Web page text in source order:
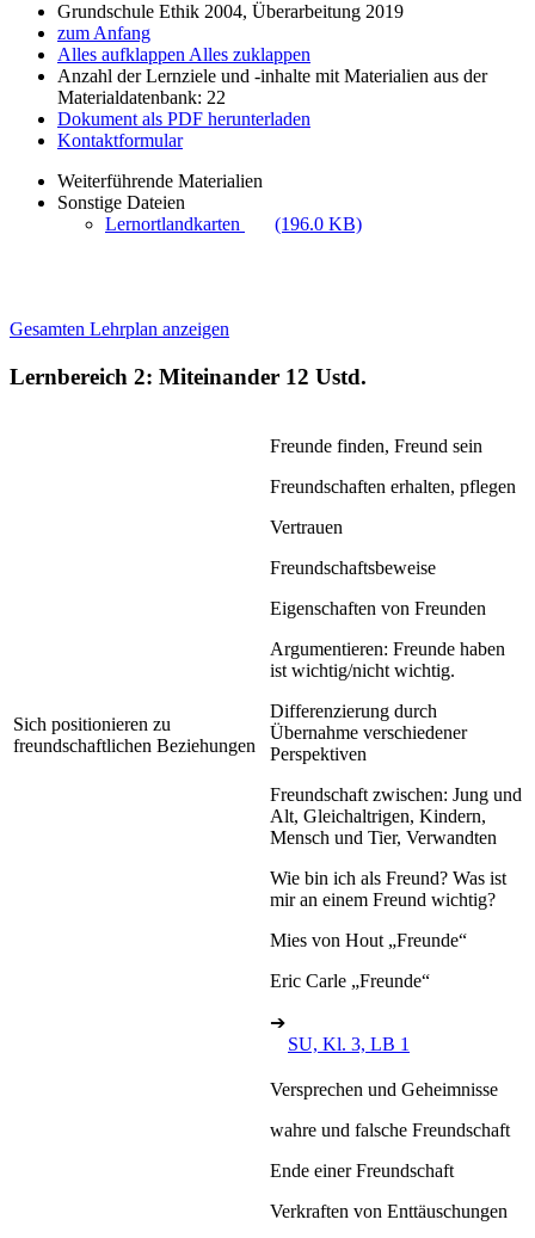
Grundschule Ethik 2004, Überarbeitung 2019
zum Anfang
Alles aufklappen Alles zuklappen
Anzahl der Lernziele und -inhalte mit Materialien aus der
Materialdatenbank: 22
Dokument als PDF herunterladen
Kontaktformular
Weiterführende Materialien
Sonstige Dateien
Lernortlandkarten
(196.0 KB)
Gesamten Lehrplan anzeigen
Lernbereich 2: Miteinander 12 Ustd.
Sich positionieren zu
freundschaftlichen Beziehungen
Freunde finden, Freund sein
Freundschaften erhalten, pflegen
Vertrauen
Freundschaftsbeweise
Eigenschaften von Freunden
Argumentieren: Freunde haben
ist wichtig/nicht wichtig.
Differenzierung durch
Übernahme verschiedener
Perspektiven
Freundschaft zwischen: Jung und
Alt, Gleichaltrigen, Kindern,
Mensch und Tier, Verwandten
Wie bin ich als Freund? Was ist
mir an einem Freund wichtig?
Mies von Hout „Freunde“
Eric Carle „Freunde“
➔
SU, Kl. 3, LB 1
Versprechen und Geheimnisse
wahre und falsche Freundschaft
Ende einer Freundschaft
Verkraften von Enttäuschungen